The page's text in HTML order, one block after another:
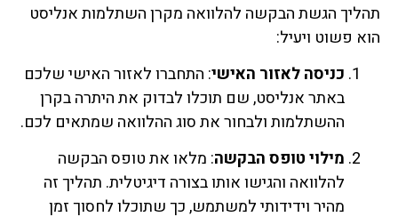
תהליך הגשת הבקשה להלוואה מקרן השתלמות אנליסט
הוא פשוט ויעיל:
כניסה לאזור האישי: התחברו לאזור האישי שלכם
באתר אנליסט, שם תוכלו לבדוק את היתרה בקרן
ההשתלמות ולבחור את סוג ההלוואה שמתאים לכם.
מילוי טופס הבקשה: מלאו את טופס הבקשה
להלוואה והגישו אותו בצורה דיגיטלית. תהליך זה
מהיר וידידותי למשתמש, כך שתוכלו לחסוך זמן